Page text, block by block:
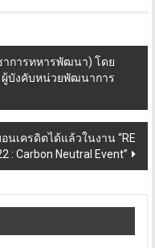
การทหารพัฒนา) โดย
ผู้บังคับหน่วยพัฒนาการ
นเครดิตได้แล้วในงาน “RE
: Carbon Neutral Event”